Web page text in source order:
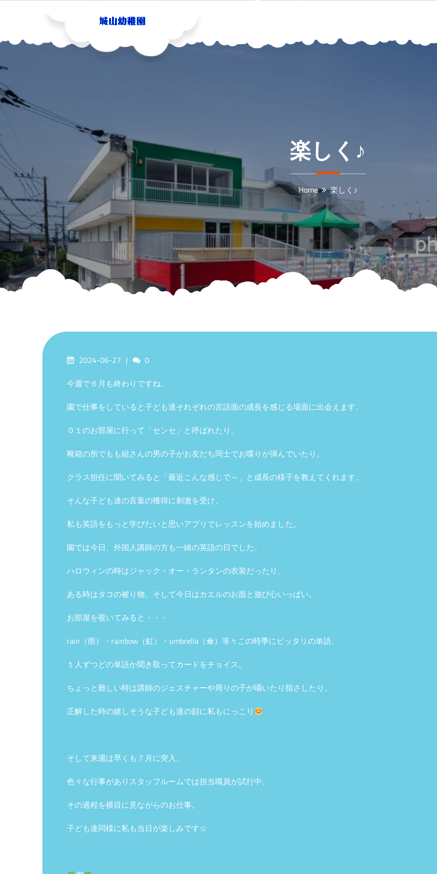
楽しく♪
Home 楽しく♪
Posted2024-06-27 Comments
0
今週で６月も終わりですね。
園で仕事をしていると子ども達それぞれの言語面の成長を感じる場面に出会えます。
０１のお部屋に行って「センセ」と呼ばれたり、
靴箱の所でもも組さんの男の子がお友だち同士でお喋りが弾んでいたり。
クラス担任に聞いてみると「最近こんな感じで～」と成長の様子を教えてくれます。
そんな子ども達の言葉の獲得に刺激を受け、
私も英語をもっと学びたいと思いアプリでレッスンを始めました。
園では今日、外国人講師の方も一緒の英語の日でした。
ハロウィンの時はジャック・オー・ランタンの衣装だったり、
ある時はタコの被り物、そして今日はカエルのお面と遊び心いっぱい。
お部屋を覗いてみると・・・
rain（雨）・rainbow（虹）・umbrella（傘）等々この時季にピッタリの単語。
１人ずつどの単語か聞き取ってカードをチョイス。
ちょっと難しい時は講師のジェスチャーや周りの子が囁いたり指さしたり。
正解した時の嬉しそうな子ども達の顔に私もにっこり
そして来週は早くも７月に突入。
色々な行事がありスタッフルームでは担当職員が試行中。
その過程を横目に見ながらのお仕事。
子ども達同様に私も当日が楽しみです☆